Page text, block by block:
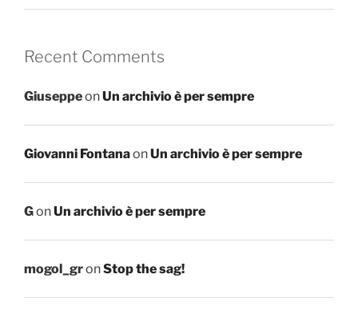
Recent Comments
GiuseppeonUn archivio è per sempre
Giovanni FontanaonUn archivio è per sempre
GonUn archivio è per sempre
mogol_gronStop the sag!